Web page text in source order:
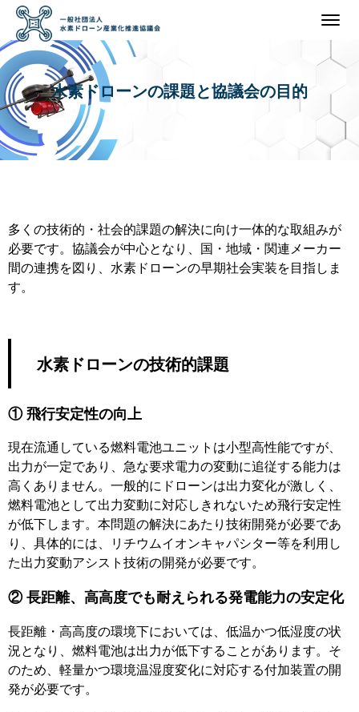
水素ドローンの課題と協議会の目的
多くの技術的・社会的課題の解決に向け一体的な取組みが
必要です。協議会が中心となり、国・地域・関連メーカー
間の連携を図り、水素ドローンの早期社会実装を目指しま
す。
水素ドローンの技術的課題
① 飛行安定性の向上
現在流通している燃料電池ユニットは小型高性能ですが、
出力が一定であり、急な要求電力の変動に追従する能力は
高くありません。一般的にドローンは出力変化が激しく、
燃料電池として出力変動に対応しきれないため飛行安定性
が低下します。本問題の解決にあたり技術開発が必要であ
り、具体的には、リチウムイオンキャパシター等を利用し
た出力変動アシスト技術の開発が必要です。
② 長距離、高高度でも耐えられる発電能力の安定化
長距離・高高度の環境下においては、低温かつ低湿度の状
況となり、燃料電池は出力が低下することがあります。そ
のため、軽量かつ環境温湿度変化に対応する付加装置の開
発が必要です。